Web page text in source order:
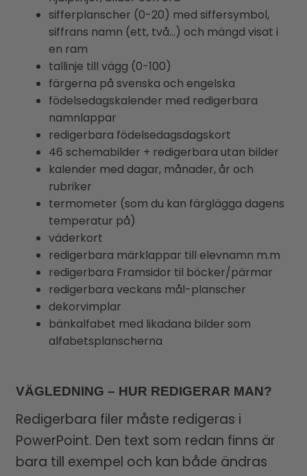
sifferplanscher (0-20) med siffersymbol,
siffrans namn (ett, två…) och mängd visat i
en ram
tallinje till vägg (0-100)
färgerna på svenska och engelska
födelsedagskalender med redigerbara
namnlappar
redigerbara födelsedagsdagskort
46 schemabilder + redigerbara utan bilder
kalender med dagar, månader, år och
rubriker
termometer (som du kan färglägga dagens
temperatur på)
väderkort
redigerbara märklappar till elevnamn m.m
redigerbara Framsidor til böcker/pärmar
redigerbara veckans mål-planscher
dekorvimplar
bänkalfabet med likadana bilder som
alfabetsplanscherna
VÄGLEDNING – HUR REDIGERAR MAN?
Redigerbara filer måste redigeras i
PowerPoint. Den text som redan finns är
bara till exempel och kan både ändras